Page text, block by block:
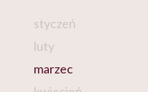
styczeń
luty
marzec